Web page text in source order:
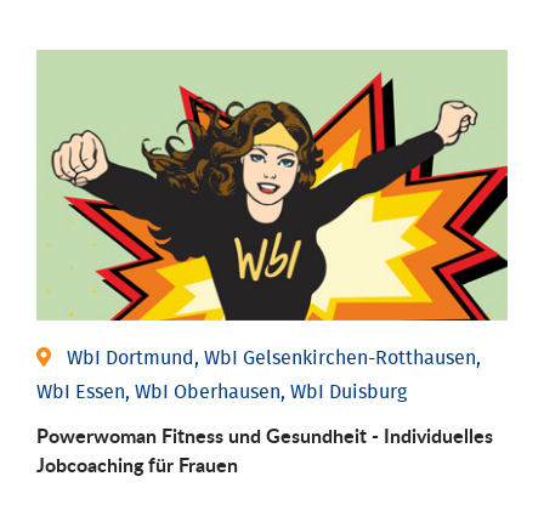
WbI Dortmund, WbI Gelsenkirchen-Rotthausen,
WbI Essen, WbI Oberhausen, WbI Duisburg
Powerwoman Fitness und Gesund­heit - Individu­elles
Job­coaching für Frauen